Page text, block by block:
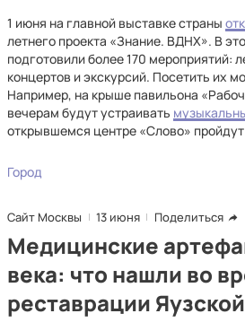
1 июня на главной выставке страны
летнего проекта «Знание. ВДНХ». В
подготовили более 170 мероприятий:
концертов и экскурсий. Посетить их
Например, на крыше павильона
вечерам будут устраивать
открывшемся центре «Слово»
Город
Сайт Москвы 13 июня Поделиться
Медицинские
века: что нашли во
реставрации